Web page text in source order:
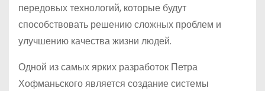
передовых технологий, которые будут
способствовать решению сложных проблем и
улучшению качества жизни людей.
Одной из самых ярких разработок Петра
Хофманьского является создание системы